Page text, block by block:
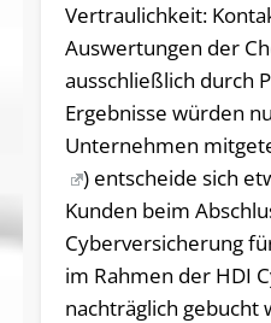
Vertraulichkeit:
Auswertungen der
ausschließlich durch
Ergebnisse würden
Unternehmen
) entscheide sich
Kunden beim
Cyberversicherung
im Rahmen der HDI
nachträglich gebucht